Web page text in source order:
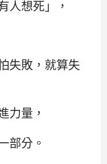
人想死」，
失敗，就算失
力量，
部分。